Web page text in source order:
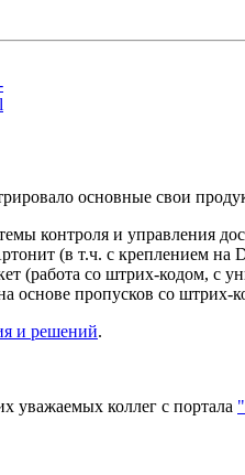
основные свои
контроля и управления
(в т.ч. с креплением на
(работа со штрих-кодом, с
основе пропусков со штрих-
и решений.
уважаемых коллег с портала